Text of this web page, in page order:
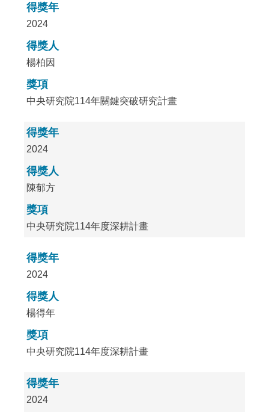
得獎年
2024
得獎人
楊柏因
獎項
中央研究院114年關鍵突破研究計畫
得獎年
2024
得獎人
陳郁方
獎項
中央研究院114年度深耕計畫
得獎年
2024
得獎人
楊得年
獎項
中央研究院114年度深耕計畫
得獎年
2024